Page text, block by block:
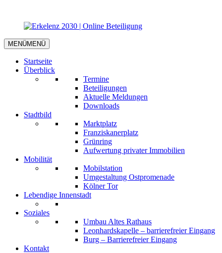
MENÜMENÜ
Startseite
Überblick
Termine
Beteiligungen
Aktuelle Meldungen
Downloads
Stadtbild
Marktplatz
Franziskanerplatz
Grünring
Aufwertung privater Immobilien
Mobilität
Mobilstation
Umgestaltung Ostpromenade
Kölner Tor
Lebendige Innenstadt
Soziales
Umbau Altes Rathaus
Leonhardskapelle – barrierefreier Eingang
Burg – Barrierefreier Eingang
Kontakt